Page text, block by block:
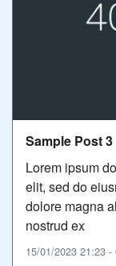
Sample Post 3
Lorem ipsum
elit, sed do
dolore magna
nostrud ex
15/01/2023 21:23